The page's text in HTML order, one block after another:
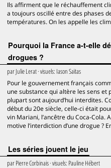
Ils affirment que le réchauffement
a toujours oscillé entre des phases
températures. On les appelle les
Pourquoi la France a-t-elle
drogues ?
parJulie Lerat· visuels: Iason Saïtas
Pour le gouvernement français
une substance qui altère les sens et
plupart sont aujourd’hui interdites.
début du 20e siècle, celle-ci était
vin Mariani, l’ancêtre du Coca-Cola.
motive l’interdiction d’une drogue ?
Les séries jouent le jeu
parPierre Corbinais· visuels: Pauline Hébert